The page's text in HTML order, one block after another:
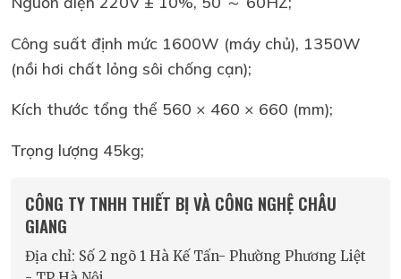
Công suất định mức 1600W (máy chủ), 1350W
(nồi hơi chất lỏng sôi chống cạn);
Kích thước tổng thể 560 × 460 × 660 (mm);
Trọng lượng 45kg;
CÔNG TY TNHH THIẾT BỊ VÀ CÔNG NGHỆ CHÂU
GIANG
Địa chỉ: Số 2 ngõ 1 Hà Kế Tấn- Phường Phương Liệt